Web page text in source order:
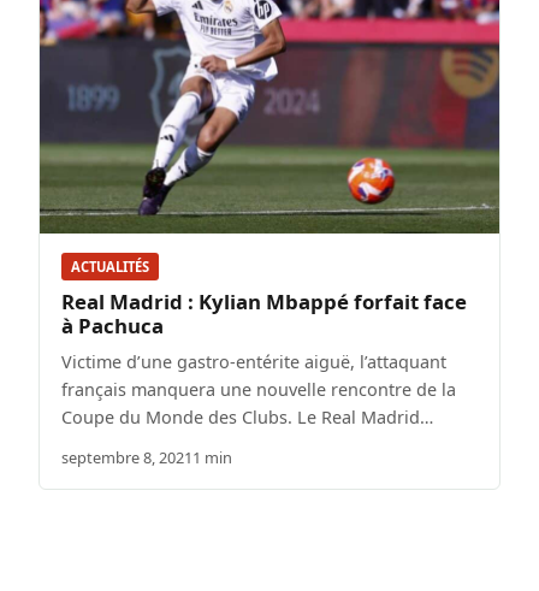
ACTUALITÉS
Real Madrid : Kylian Mbappé forfait face
à Pachuca
Victime d’une gastro-entérite aiguë, l’attaquant
français manquera une nouvelle rencontre de la
Coupe du Monde des Clubs. Le Real Madrid…
septembre 8, 20211 min